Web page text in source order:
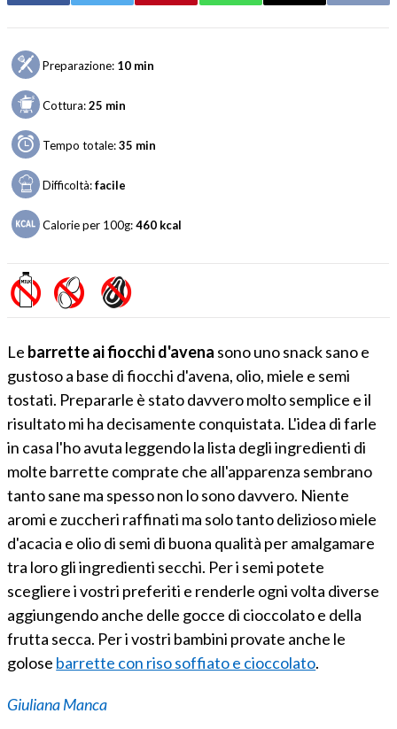
Preparazione: 10 min
Cottura:25 min
Tempo totale:35 min
Difficoltà:facile
Calorie per 100g:460 kcal
Le barrette ai fiocchi d'avena sono uno snack sano e
gustoso a base di fiocchi d'avena, olio, miele e semi
tostati. Prepararle è stato davvero molto semplice e il
risultato mi ha decisamente conquistata. L'idea di farle
in casa l'ho avuta leggendo la lista degli ingredienti di
molte barrette comprate che all'apparenza sembrano
tanto sane ma spesso non lo sono davvero. Niente
aromi e zuccheri raffinati ma solo tanto delizioso miele
d'acacia e olio di semi di buona qualità per amalgamare
tra loro gli ingredienti secchi. Per i semi potete
scegliere i vostri preferiti e renderle ogni volta diverse
aggiungendo anche delle gocce di cioccolato e della
frutta secca. Per i vostri bambini provate anche le
golose barrette con riso soffiato e cioccolato.
Giuliana Manca